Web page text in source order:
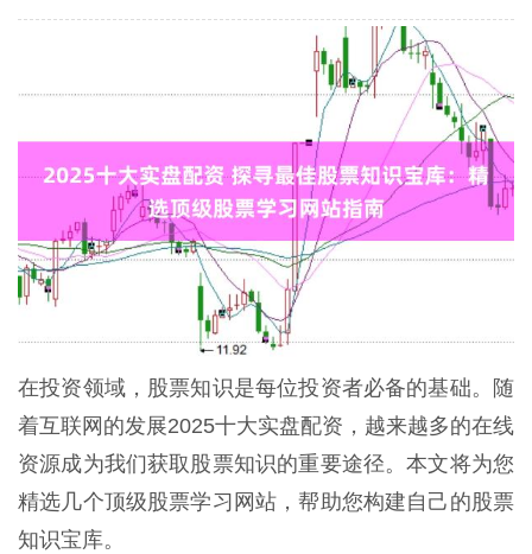
在投资领域，股票知识是每位投资者必备的基础。随
着互联网的发展2025十大实盘配资，越来越多的在线
资源成为我们获取股票知识的重要途径。本文将为您
精选几个顶级股票学习网站，帮助您构建自己的股票
知识宝库。